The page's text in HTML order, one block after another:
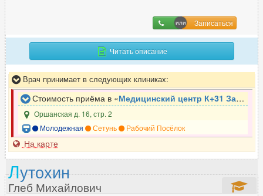
Записаться
Читать описание
Врач принимает в следующих клиниках:
Стоимость приёма в «Медицинский центр К+31 Запад
Оршанская д. 16, стр. 2
Молодежная
Сетунь Рабочий Посёлок
На карте
Лутохин
Глеб Михайлович